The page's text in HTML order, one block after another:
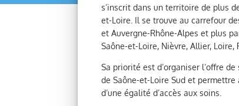
s’inscrit dans un territoire de plus
et-Loire. Il se trouve au carrefour
et Auvergne-Rhône-Alpes et plus
Saône-et-Loire, Nièvre, Allier, Loire,
Sa priorité est d’organiser l’offre
de Saône-et-Loire Sud et
d’une égalité d’accès aux soins.